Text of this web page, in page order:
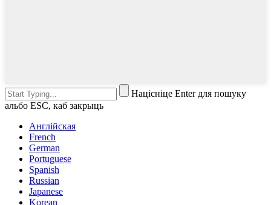
Націсніце Enter для пошуку
альбо ESC, каб закрыць
Англійская
French
German
Portuguese
Spanish
Russian
Japanese
Korean